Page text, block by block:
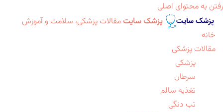
رفتن به محتوای اصلی
پزشک سایت مقالات پزشکی، سلامت و آموزش
خانه
مقالات پزشکی
پزشکی
سرطان
تغذیه سالم
تب دنگی